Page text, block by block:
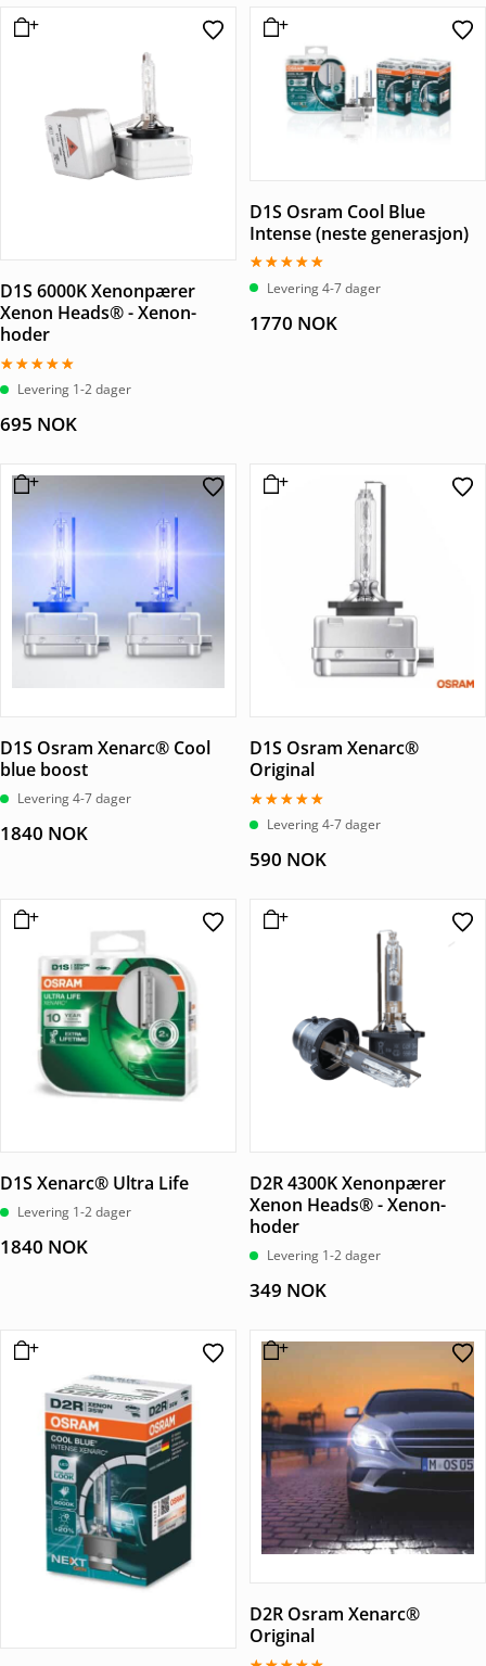
D1S 6000K Xenonpærer
Xenon Heads® - Xenon-
hoder
Vurdert
5.00Levering 1-2 dager
695 NOK
D1S Osram Cool Blue
Intense (neste generasjon)
Vurdert
5.00Levering 4-7 dager
1770 NOK
D1S Osram Xenarc® Cool
blue boost
Levering 4-7 dager
1840 NOK
D1S Osram Xenarc®
Original
Vurdert
4.80Levering 4-7 dager
590 NOK
D1S Xenarc® Ultra Life
Levering 1-2 dager
1840 NOK
D2R 4300K Xenonpærer
Xenon Heads® - Xenon-
hoder
Levering 1-2 dager
349 NOK
D2R Osram Xenarc®
Original